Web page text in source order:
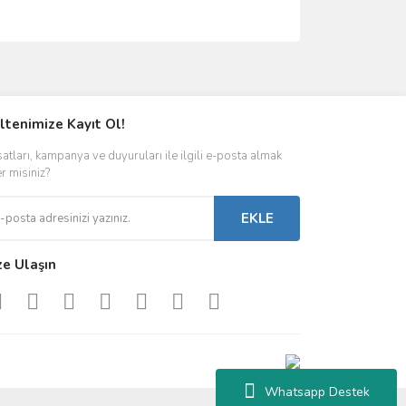
Whatsapp Destek
Kayıt Ol!
kampanya ve duyuruları ile ilgili e-posta almak
misiniz?
EKLE
Ulaşın